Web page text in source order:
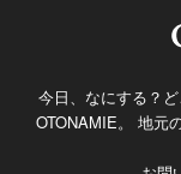
今日、なにする？
OTONAMIE。 地元